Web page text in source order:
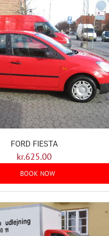
FORD FIESTA
kr.625.00
BOOK NOW